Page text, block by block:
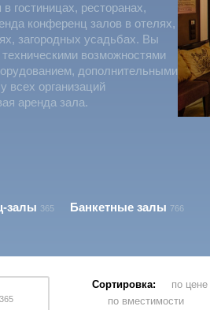
гостиницах, ресторанах,
конференц залов в отелях,
загородных усадьбах. Вы
возможностями
дополнительными
всех организаций
аренда зала.
залы 365 Банкетные залы 766
365
Сортировка:
по цене
по вместимости